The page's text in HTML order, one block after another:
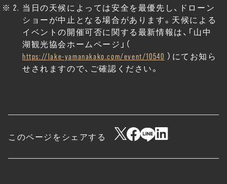
当日の天候によっては安全を最優先し、ドローン
ショーが中止となる場合があります。天候による
イベントの開催可否に関する最新情報は、「山中
湖観光協会ホームページ」（
https://lake-yamanakako.com/event/10540 ）にてお知ら
せされますので、ご確認ください。
このページをシェアする